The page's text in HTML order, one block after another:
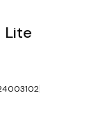
Lite